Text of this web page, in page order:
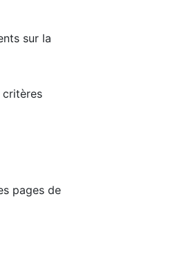
sur la
critères
pages de